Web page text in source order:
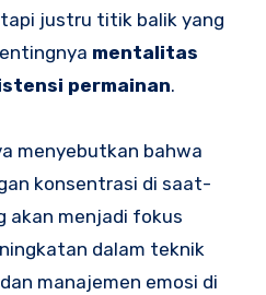
justru titik balik yang
mentalitas
permainan.
menyebutkan bahwa
konsentrasi di saat-
akan menjadi fokus
dalam teknik
manajemen emosi di